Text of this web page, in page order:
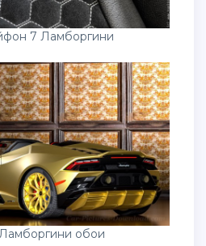
7 Ламборгини
обои